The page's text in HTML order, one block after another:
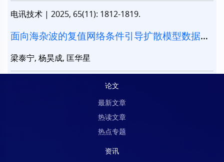
电讯技术 | 2025, 65(11): 1812-1819.
面向海杂波的复值网络条件引导扩散模型数据增
梁泰宁, 杨昊成, 匡华星
论文
最新文章
热读文章
热点专题
资讯